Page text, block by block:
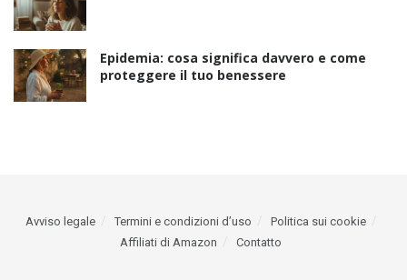
Epidemia: cosa significa davvero e come
proteggere il tuo benessere
Avviso legale Termini e condizioni d’uso
Politica sui cookie
Affiliati di Amazon
Contatto